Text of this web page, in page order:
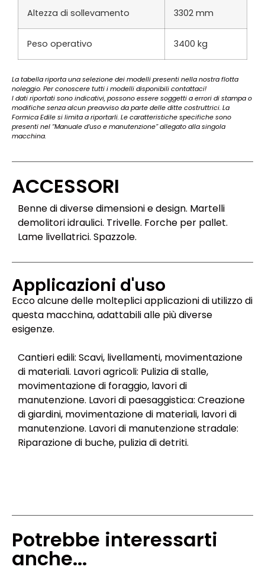
Altezza di sollevamento 3302 mm
Peso operativo 3400 kg
La tabella riporta una selezione dei modelli presenti nella nostra flotta
noleggio. Per conoscere tutti i modelli disponibili contattaci!
I dati riportati sono indicativi, possono essere soggetti a errori di stampa o
modifiche senza alcun preavviso da parte delle ditte costruttrici. La
Formica Edile si limita a riportarli. Le caratteristiche specifiche sono
presenti nel “Manuale d’uso e manutenzione” allegato alla singola
macchina.
ACCESSORI
Benne di diverse dimensioni e design. Martelli
demolitori idraulici. Trivelle. Forche per pallet.
Lame livellatrici. Spazzole.
Applicazioni d'uso
Ecco alcune delle molteplici applicazioni di utilizzo di
questa macchina, adattabili alle più diverse
esigenze.
Cantieri edili: Scavi, livellamenti, movimentazione
di materiali. Lavori agricoli: Pulizia di stalle,
movimentazione di foraggio, lavori di
manutenzione. Lavori di paesaggistica: Creazione
di giardini, movimentazione di materiali, lavori di
manutenzione. Lavori di manutenzione stradale:
Riparazione di buche, pulizia di detriti.
Potrebbe interessarti
anche...